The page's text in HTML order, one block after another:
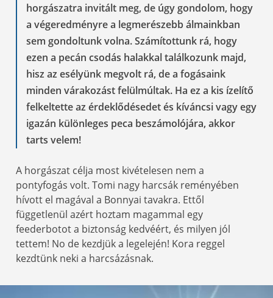
horgászatra invitált meg, de úgy gondolom, hogy
a végeredményre a legmerészebb álmainkban
sem gondoltunk volna. Számítottunk rá, hogy
ezen a pecán csodás halakkal találkozunk majd,
hisz az esélyünk megvolt rá, de a fogásaink
minden várakozást felülmúltak. Ha ez a kis ízelítő
felkeltette az érdeklődésedet és kíváncsi vagy egy
igazán különleges peca beszámolójára, akkor
tarts velem!
A horgászat célja most kivételesen nem a
pontyfogás volt. Tomi nagy harcsák reményében
hívott el magával a Bonnyai tavakra. Ettől
függetlenül azért hoztam magammal egy
feederbotot a biztonság kedvéért, és milyen jól
tettem! No de kezdjük a legelején! Kora reggel
kezdtünk neki a harcsázásnak.